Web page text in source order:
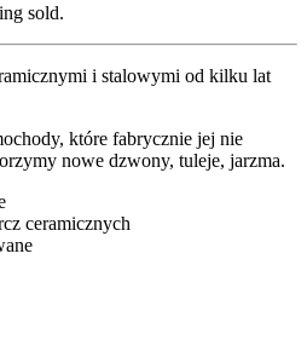
sold.
i stalowymi od kilku lat
które fabrycznie jej nie
nowe dzwony, tuleje, jarzma.
ceramicznych